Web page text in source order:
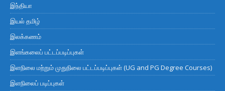
இந்தியா
இயல் தமிழ்
இலக்கணம்
இளங்கலைப் பட்டப்படிப்புகள்
இளநிலை மற்றும் முதுநிலை பட்டப்படிப்புகள் (UG and PG Degree Courses)
இளநிலைப் படிப்புகள்